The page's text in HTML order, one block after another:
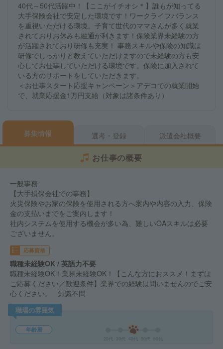
40代～50代活躍中！【ここがイチオシ＊】誰もが知ってる
大手保険会社で安定した環境です！ワークライフバランス
を重視いただける環境。子育て世代のママさんが多く就業
されておりお休みも融通が利きます！保険業界未経験の方
が活躍されており研修も充実！ 事務スキルや保険の知識は
研修でしっかりと教えていただけますので未経験の方も安
心してお仕事していただける環境です。保険に加入されて
いる方のサポートをしていただきます。
＜お仕事スタート応援キャンペーン＞アデコでの就業開始
で、就業応援金1万円支給（対象は諸条件あり）
募集情報 選考・登録 派遣会社概要
お仕事の概要
一般事務
【大手損保会社での事務】
火災保険やお家の保険を使用される方へ案内や内容の入力、保険
金の支払いまでをご案内します！
社内システムを使用する機会が多い為、難しいOAスキルは必要
ございません。
応募資格
職種未経験OK / 英語力不要
職種未経験OK！業界未経験OK！【こんな方におススメ！まずは
ご応募ください／歓迎条件】業界での経験は問いませんのでご安
心ください。 知識不問
職場の雰囲気
年齢層